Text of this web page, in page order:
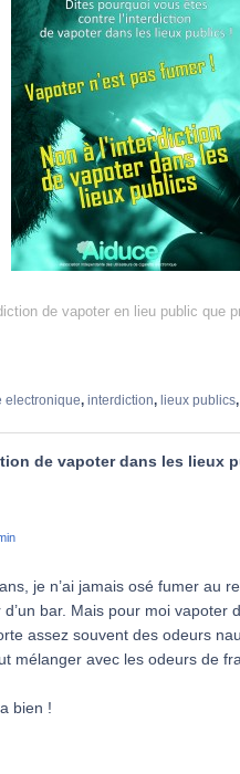
de vapoter en lieu public que
electronique, interdiction, lieux publics,
de vapoter dans les lieux
je n’ai jamais osé fumer au
bar. Mais pour moi vapoter
assez souvent des odeurs
mélanger avec les odeurs de
bien !